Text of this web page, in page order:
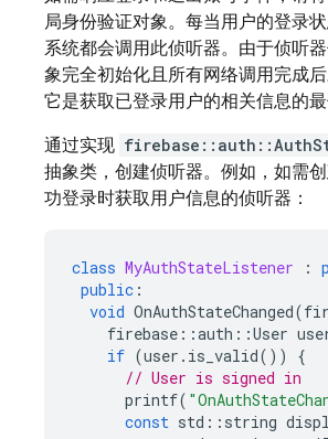
局身份验证对象。每当用户的登录
系统都会调用此侦听器。由于侦听
象完全初始化且所有网络调用完成
它是获取已登录用户的相关信息的最
通过实现
抽象类，创建侦听器。例如，如需
功登录时获取用户信息的侦听器：
class MyAuthStateListener :
public :
void OnAuthStateChanged(
firebase ::auth ::User
if (user . is_valid())
{
// User is signed in
printf(
const std :: string